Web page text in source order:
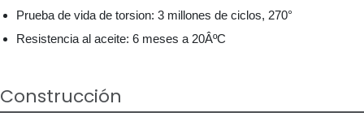
Prueba de vida de torsion: 3 millones de ciclos, 270°
Resistencia al aceite: 6 meses a 20ÂºC
Construcción